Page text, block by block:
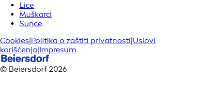
Lice
Muškarci
Sunce
Cookies|Politika o zaštiti privatnosti|Uslovi
korišćenja|Impresum
© Beiersdorf 2026